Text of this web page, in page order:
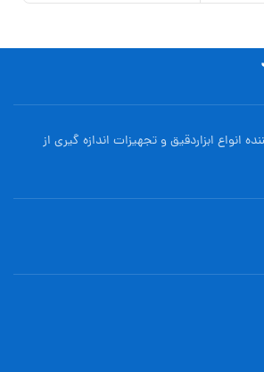
انواع ابزاردقيق و تجهيزات اندازه گیری از